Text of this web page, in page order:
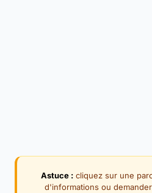
Astuce : cliquez sur une
d'informations ou